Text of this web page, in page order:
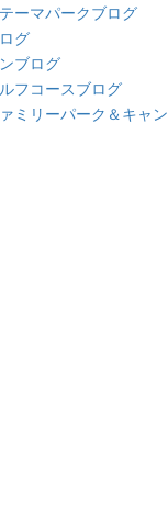
ーマパークブログ
グ
ブログ
フコースブログ
ミリーパーク＆キャ